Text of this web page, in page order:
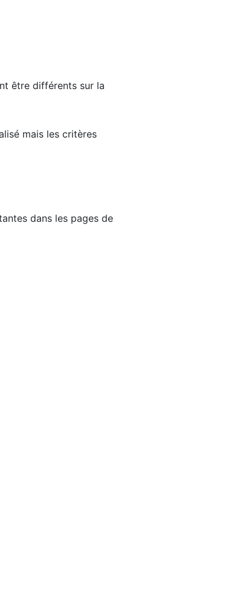
être différents sur la
mais les critères
dans les pages de